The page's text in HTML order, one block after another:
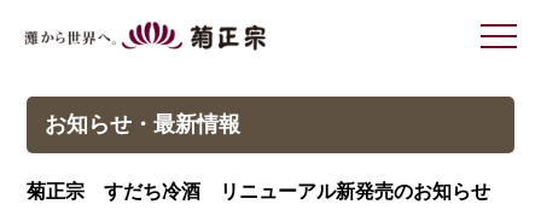
お知らせ・最新情報
菊正宗 すだち冷酒 リニューアル新発売のお知らせ